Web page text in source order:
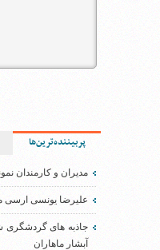
پربیننده‌ترین‌ها
مدیران و کارمندان
علیرضا یونسی ارسی
جاذبه های گردشگری
آبشار ماهاران